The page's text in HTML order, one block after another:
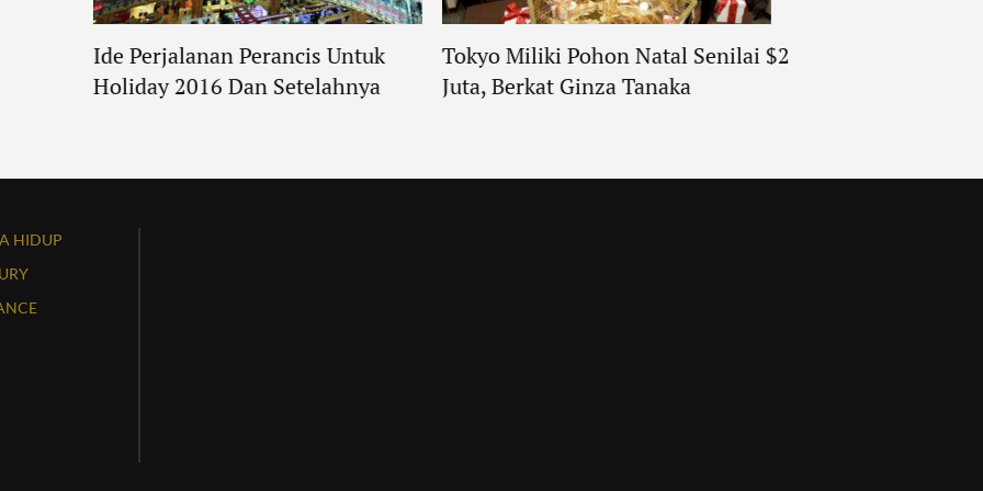
Ide Perjalanan Perancis Untuk
Holiday 2016 Dan Setelahnya
Tokyo Miliki Pohon Natal Senilai $2
Juta, Berkat Ginza Tanaka
HIDUP